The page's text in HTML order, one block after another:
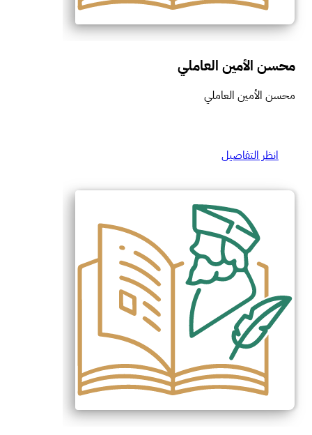
محسن الأمين العاملي
محسن الأمين العاملي
انظر التفاصيل